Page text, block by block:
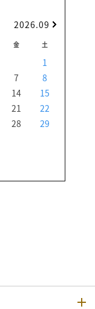
2026.09
金 土
1
7
8
14
15
21
22
28
29